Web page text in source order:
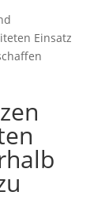
Einsatz